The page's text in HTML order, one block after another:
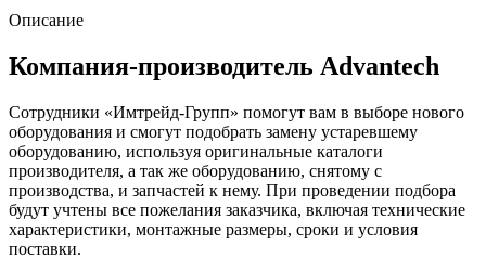
Описание
Компания-производитель Advantech
Сотрудники «Имтрейд-Групп» помогут вам в выборе нового
оборудования и смогут подобрать замену устаревшему
оборудованию, используя оригинальные каталоги
производителя, а так же оборудованию, снятому с
производства, и запчастей к нему. При проведении подбора
будут учтены все пожелания заказчика, включая технические
характеристики, монтажные размеры, сроки и условия
поставки.